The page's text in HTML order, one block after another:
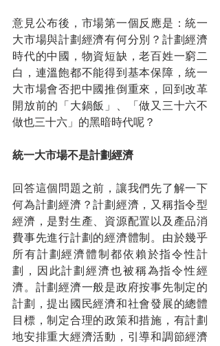
意見公布後，市場第一個反應是：統一
大市場與計劃經濟有何分別？計劃經濟
時代的中國，物資短缺，老百姓一窮二
白，連溫飽都不能得到基本保障，統一
大市場會否把中國推倒重來，回到改革
開放前的「大鍋飯」、「做又三十六不
做也三十六」的黑暗時代呢？
統一大市場不是計劃經濟
回答這個問題之前，讓我們先了解一下
何為計劃經濟？計劃經濟，又稱指令型
經濟，是對生產、資源配置以及產品消
費事先進行計劃的經濟體制。由於幾乎
所有計劃經濟體制都依賴於指令性計
劃，因此計劃經濟也被稱為指令性經
濟。計劃經濟一般是政府按事先制定的
計劃，提出國民經濟和社會發展的總體
目標，制定合理的政策和措施，有計劃
地安排重大經濟活動，引導和調節經濟